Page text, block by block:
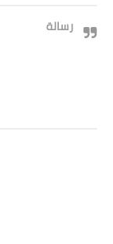
رسالة